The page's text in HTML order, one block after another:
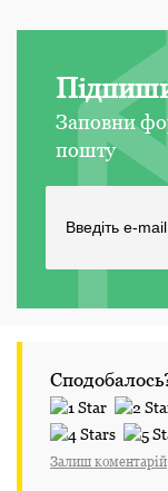
Заповни
пошту
Залиш коментарій